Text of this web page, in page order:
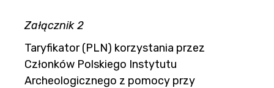
Załącznik 2
Taryfikator (PLN) korzystania przez
Członków Polskiego Instytutu
Archeologicznego z pomocy przy